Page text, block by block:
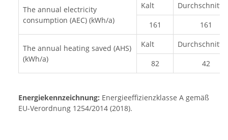
The annual electricity
consumption (AEC) (kWh/a)
Kalt
161
161
The annual heating saved (AHS)
(kWh/a)
Kalt
82
42
Energiekennzeichnung: Energieeffizienzklasse A gemäß
EU-Verordnung 1254/2014 (2018).